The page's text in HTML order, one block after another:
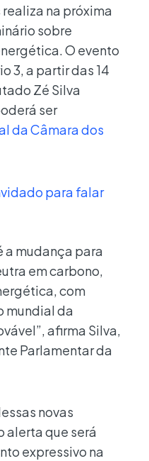
na próxima
sobre
O evento
3, a partir das 14
Zé Silva
ser
da Câmara dos
para falar
a mudança para
em carbono,
com
mundial da
afirma Silva,
Parlamentar da
novas
alerta que será
expressivo na